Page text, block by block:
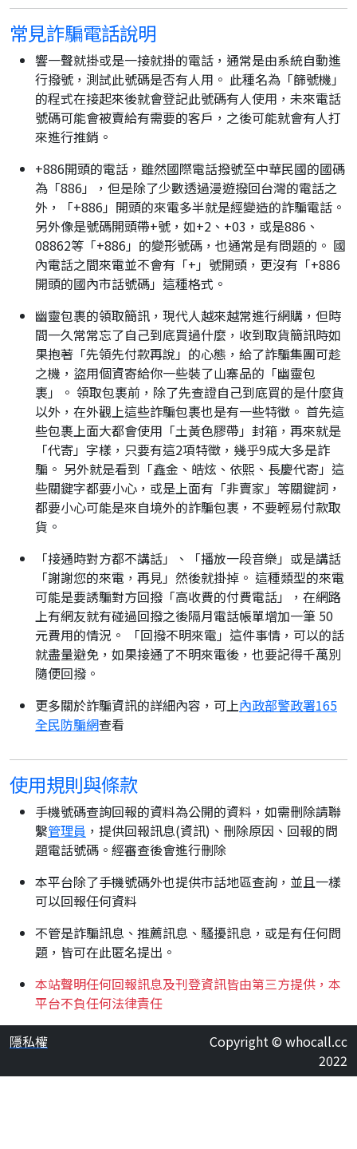
常見詐騙電話說明
響一聲就掛或是一接就掛的電話，通常是由系統自動進
行撥號，測試此號碼是否有人用。 此種名為「篩號機」
的程式在接起來後就會登記此號碼有人使用，未來電話
號碼可能會被賣給有需要的客戶，之後可能就會有人打
來進行推銷。
+886開頭的電話，雖然國際電話撥號至中華民國的國碼
為「886」，但是除了少數透過漫遊撥回台灣的電話之
外，「+886」開頭的來電多半就是經變造的詐騙電話。
另外像是號碼開頭帶+號，如+2、+03，或是886、
08862等「+886」的變形號碼，也通常是有問題的。 國
內電話之間來電並不會有「+」號開頭，更沒有「+886
開頭的國內市話號碼」這種格式。
幽靈包裹的領取簡訊，現代人越來越常進行網購，但時
間一久常常忘了自己到底買過什麼，收到取貨簡訊時如
果抱著「先領先付款再說」的心態，給了詐騙集團可趁
之機，盜用個資寄給你一些裝了山寨品的「幽靈包
裹」。 領取包裹前，除了先查證自己到底買的是什麼貨
以外，在外觀上這些詐騙包裹也是有一些特徵。 首先這
些包裹上面大都會使用「土黃色膠帶」封箱，再來就是
「代寄」字樣，只要有這2項特徵，幾乎9成大多是詐
騙。 另外就是看到「鑫金、皓炫、依熙、長慶代寄」這
些關鍵字都要小心，或是上面有「非賣家」等關鍵詞，
都要小心可能是來自境外的詐騙包裹，不要輕易付款取
貨。
「接通時對方都不講話」、「播放一段音樂」或是講話
「謝謝您的來電，再見」然後就掛掉。 這種類型的來電
可能是要誘騙對方回撥「高收費的付費電話」，在網路
上有網友就有碰過回撥之後隔月電話帳單增加一筆 50
元費用的情況。 「回撥不明來電」這件事情，可以的話
就盡量避免，如果接通了不明來電後，也要記得千萬別
隨便回撥。
更多關於詐騙資訊的詳細內容，可上內政部警政署165
全民防騙網查看
使用規則與條款
手機號碼查詢回報的資料為公開的資料，如需刪除請聯
繫管理員 ，提供回報訊息(資訊)、刪除原因、回報的問
題電話號碼。經審查後會進行刪除
本平台除了手機號碼外也提供市話地區查詢，並且一樣
可以回報任何資料
不管是詐騙訊息、推薦訊息、騷擾訊息，或是有任何問
題，皆可在此匿名提出。
本站聲明任何回報訊息及刊登資訊皆由第三方提供，本
平台不負任何法律責任
隱私權
Copyright © whocall.cc
2022